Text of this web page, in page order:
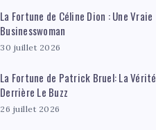
La Fortune de Céline Dion : Une Vraie
Businesswoman
30 juillet 2026
La Fortune de Patrick Bruel: La Vérité
Derrière Le Buzz
26 juillet 2026